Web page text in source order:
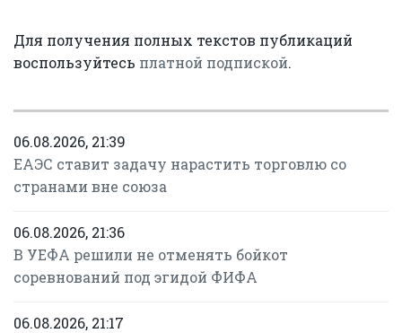
Для получения полных текстов публикаций
воспользуйтесь платной подпиской.
06.08.2026, 21:39
ЕАЭС ставит задачу нарастить торговлю со
странами вне союза
06.08.2026, 21:36
В УЕФА решили не отменять бойкот
соревнований под эгидой ФИФА
06.08.2026, 21:17